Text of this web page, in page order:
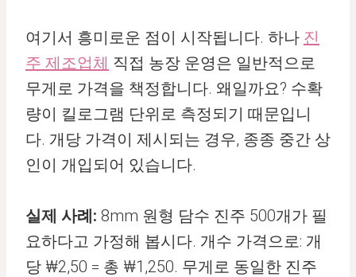
여기서 흥미로운 점이 시작됩니다. 하나 진
주 제조업체 직접 농장 운영은 일반적으로
무게로 가격을 책정합니다. 왜일까요? 수확
량이 킬로그램 단위로 측정되기 때문입니
다. 개당 가격이 제시되는 경우, 종종 중간 상
인이 개입되어 있습니다.
실제 사례: 8mm 원형 담수 진주 500개가 필
요하다고 가정해 봅시다. 개수 가격으로: 개
당 ₩2,50 = 총 ₩1,250. 무게로 동일한 진주